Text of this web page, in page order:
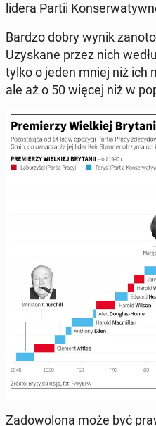
lidera Partii
Bardzo dobry wynik
Uzy­ska­ne przez nich
tylko o jeden mniej niż ich
ale aż o 50 więcej niż w
Za­do­wo­lo­na może być